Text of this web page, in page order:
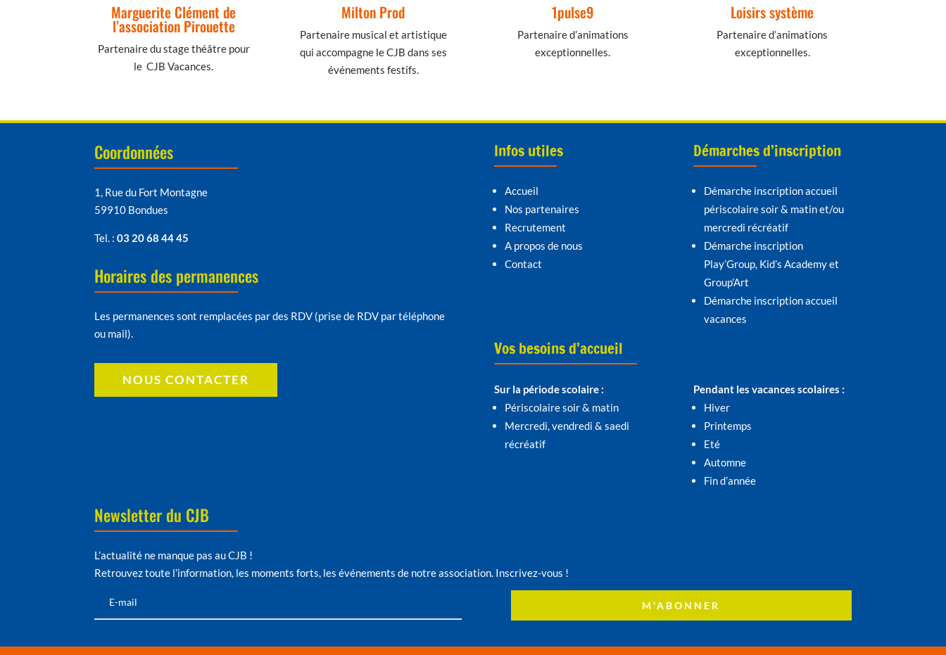
Marguerite Clément de
l’association Pirouette
Partenaire du stage théâtre pour
le CJB Vacances.
Milton Prod
Partenaire musical et artistique
qui accompagne le CJB dans ses
événements festifs.
1pulse9
Partenaire d’animations
exceptionnelles.
Loisirs système
Partenaire d’animations
exceptionnelles.
Coordonnées
1, Rue du Fort Montagne
59910 Bondues
Tel. :03 20 68 44 45
Horaires des permanences
Les permanences sont remplacées par des RDV (prise de RDV par téléphone
ou mail).
NOUS CONTACTER
Infos utiles
Accueil
Nos partenaires
Recrutement
A propos de nous
Contact
Démarches d’inscription
Démarche inscription accueil
périscolaire soir & matin et/ou
mercredi récréatif
Démarche inscription
Play’Group, Kid’s Academy et
Group’Art
Démarche inscription accueil
vacances
Vos besoins d’accueil
Sur la période scolaire :
Périscolaire soir & matin
Mercredi, vendredi & saedi
récréatif
Pendant les vacances scolaires :
Hiver
Printemps
Eté
Automne
Fin d’année
Newsletter du CJB
L’actualité ne manque pas au CJB !
Retrouvez toute l’information, les moments forts, les événements de notre association. Inscrivez-vous !
M'ABONNER